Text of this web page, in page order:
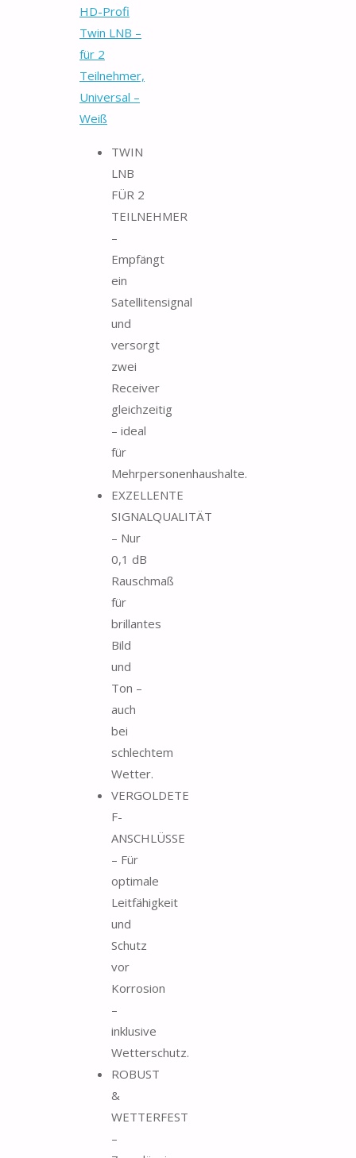
HD-Profi
Twin LNB –
für 2
Teilnehmer,
Universal –
Weiß
TWIN
LNB
FÜR 2
TEILNEHMER
–
Empfängt
ein
Satellitensignal
und
versorgt
zwei
Receiver
gleichzeitig
– ideal
für
Mehrpersonenhaushalte.
EXZELLENTE
SIGNALQUALITÄT
– Nur
0,1 dB
Rauschmaß
für
brillantes
Bild
und
Ton –
auch
bei
schlechtem
Wetter.
VERGOLDETE
F-
ANSCHLÜSSE
– Für
optimale
Leitfähigkeit
und
Schutz
vor
Korrosion
–
inklusive
Wetterschutz.
ROBUST
&
WETTERFEST
–